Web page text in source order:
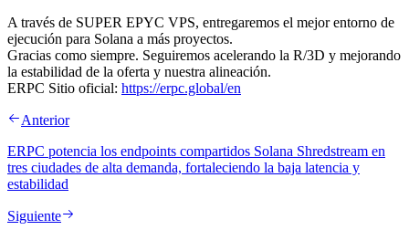
A través de SUPER EPYC VPS, entregaremos el mejor entorno de
ejecución para Solana a más proyectos.
Gracias como siempre. Seguiremos acelerando la R/3D y mejorando
la estabilidad de la oferta y nuestra alineación.
ERPC Sitio oficial: https://erpc.global/en
Anterior
ERPC potencia los endpoints compartidos Solana Shredstream en
tres ciudades de alta demanda, fortaleciendo la baja latencia y
estabilidad
Siguiente